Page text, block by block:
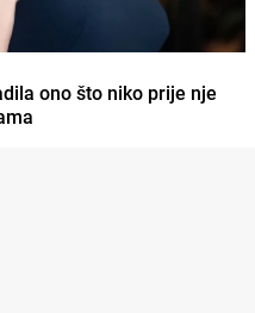
ono što niko prije nje